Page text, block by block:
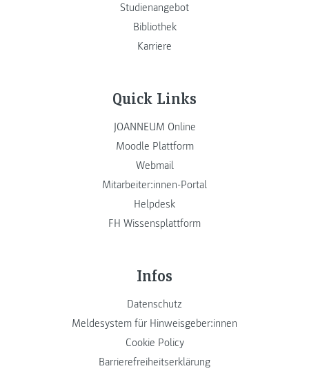
Studienangebot
Bibliothek
Karriere
Quick Links
JOANNEUM Online
Moodle Plattform
Webmail
Mitarbeiter:innen-Portal
Helpdesk
FH Wissensplattform
Infos
Datenschutz
Meldesystem für Hinweisgeber:innen
Cookie Policy
Barrierefreiheitserklärung